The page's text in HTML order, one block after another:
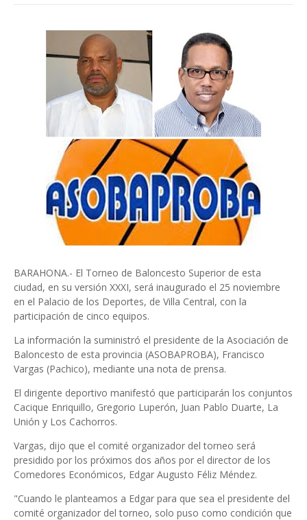
BARAHONA.- El Torneo de Baloncesto Superior de esta
ciudad, en su versión XXXI, será inaugurado el 25 noviembre
en el Palacio de los Deportes, de Villa Central, con la
participación de cinco equipos.
La información la suministró el presidente de la Asociación de
Baloncesto de esta provincia (ASOBAPROBA), Francisco
Vargas (Pachico), mediante una nota de prensa.
El dirigente deportivo manifestó que participarán los conjuntos
Cacique Enriquillo, Gregorio Luperón, Juan Pablo Duarte, La
Unión y Los Cachorros.
Vargas, dijo que el comité organizador del torneo será
presidido por los próximos dos años por el director de los
Comedores Económicos, Edgar Augusto Féliz Méndez.
"Cuando le planteamos a Edgar para que sea el presidente del
comité organizador del torneo, solo puso como condición que